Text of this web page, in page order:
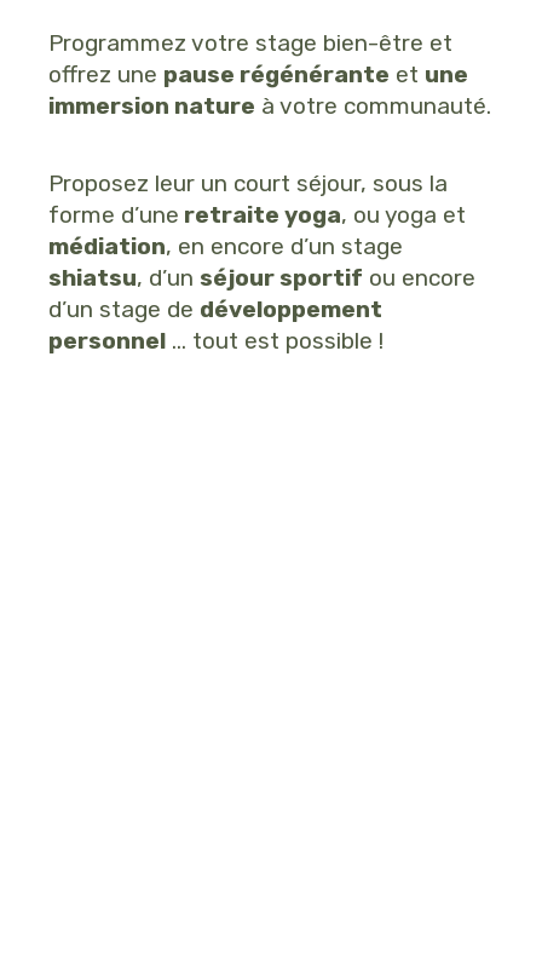
Programmez votre stage bien-être et
offrez une pause régénérante et une
immersion nature à votre communauté.
Proposez leur un court séjour, sous la
forme d’une retraite yoga, ou yoga et
médiation, en encore d’un stage
shiatsu, d’un séjour sportif ou encore
d’un stage de développement
personnel … tout est possible !